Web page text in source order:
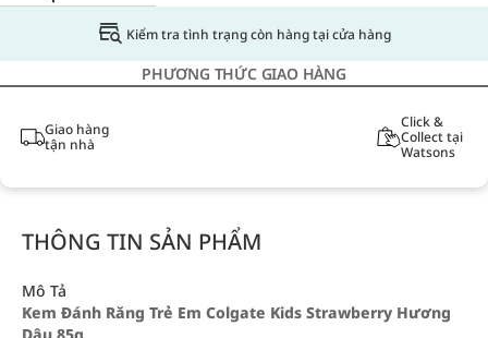
Kiểm tra tình trạng còn hàng tại cửa hàng
PHƯƠNG THỨC GIAO HÀNG
Giao hàng
tận nhà
Click &
Collect tại
Watsons
THÔNG TIN SẢN PHẨM
Mô Tả
Kem Đánh Răng Trẻ Em Colgate Kids Strawberry Hương